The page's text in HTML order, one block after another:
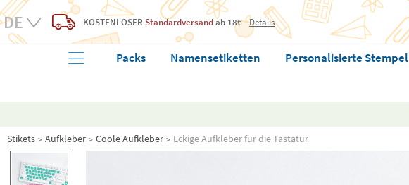
KOSTENLOSER Standardversandab 18€ Details
Packs Namensetiketten Personalisierte Stempel
Stikets Aufkleber Coole Aufkleber Eckige Aufkleber für die Tastatur